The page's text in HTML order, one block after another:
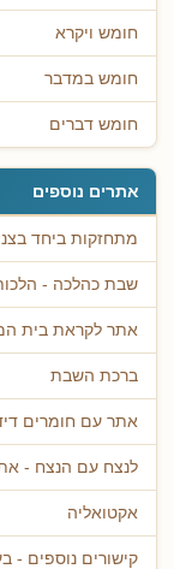
חומש ויקרא
חומש במדבר
חומש דברים
אתרים נוספים
מתחזקות ביחד
שבת כהלכה -
אתר לקראת בית
ברכת השבת
אתר עם חומרים
לנצח עם הנצח -
אקטואליה
קישורים נוספים -